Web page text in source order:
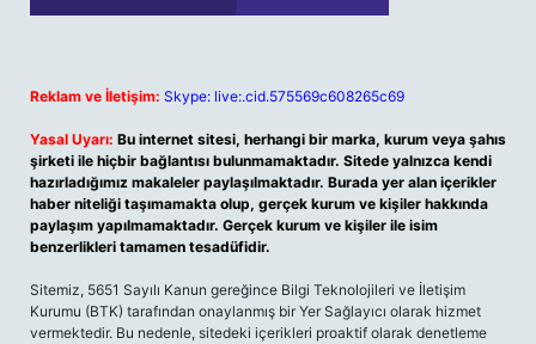
Reklam ve İletişim: Skype: live:.cid.575569c608265c69
Yasal Uyarı: Bu internet sitesi, herhangi bir marka, kurum veya şahıs
şirketi ile hiçbir bağlantısı bulunmamaktadır. Sitede yalnızca kendi
hazırladığımız makaleler paylaşılmaktadır. Burada yer alan içerikler
haber niteliği taşımamakta olup, gerçek kurum ve kişiler hakkında
paylaşım yapılmamaktadır. Gerçek kurum ve kişiler ile isim
benzerlikleri tamamen tesadüfidir.
Sitemiz, 5651 Sayılı Kanun gereğince Bilgi Teknolojileri ve İletişim
Kurumu (BTK) tarafından onaylanmış bir Yer Sağlayıcı olarak hizmet
vermektedir. Bu nedenle, sitedeki içerikleri proaktif olarak denetleme